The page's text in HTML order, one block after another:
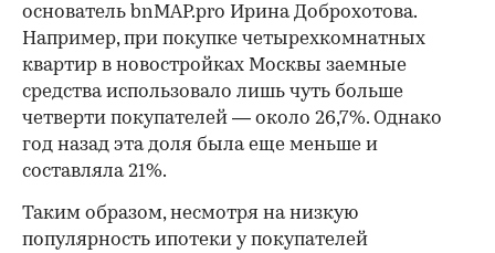
основатель bnMAP.pro Ирина Доброхотова.
Например, при покупке четырехкомнатных
квартир в новостройках Москвы заемные
средства использовало лишь чуть больше
четверти покупателей — около 26,7%. Однако
год назад эта доля была еще меньше и
составляла 21%.
Таким образом, несмотря на низкую
популярность ипотеки у покупателей